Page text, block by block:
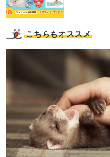
こちらもオススメ